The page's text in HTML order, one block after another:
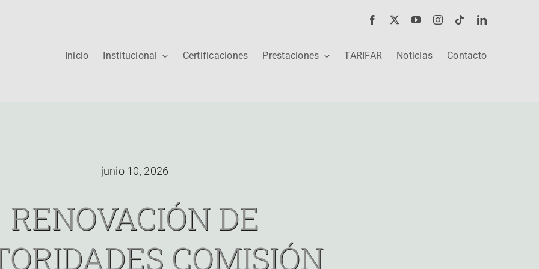
Inicio Institucional Certificaciones Prestaciones TARIFAR Noticias Contacto
junio 10, 2026
RENOVACIÓN DE
COMISIÓN